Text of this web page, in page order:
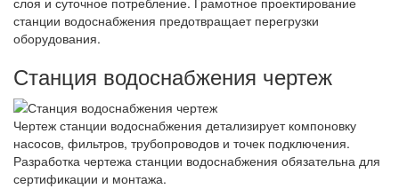
станции водоснабжения предотвращает перегрузки
оборудования.
Станция водоснабжения чертеж
Чертеж станции водоснабжения детализирует компоновку
насосов, фильтров, трубопроводов и точек подключения.
Разработка чертежа станции водоснабжения обязательна для
сертификации и монтажа.